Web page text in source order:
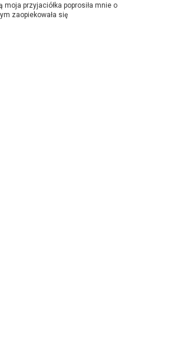
moja przyjaciółka poprosiła mnie o
zaopiekowała się